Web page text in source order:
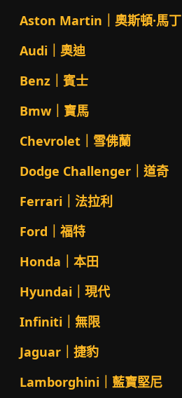
Aston Martin｜奧斯頓·馬丁
Audi｜奧迪
Benz｜賓士
Bmw｜寶馬
Chevrolet｜雪佛蘭
Dodge Challenger｜道奇
Ferrari｜法拉利
Ford｜福特
Honda｜本田
Hyundai｜現代
Infiniti｜無限
Jaguar｜捷豹
Lamborghini｜藍寶堅尼